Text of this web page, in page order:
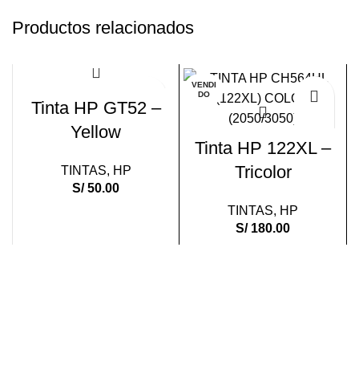
Productos relacionados
Tinta HP GT52 –
Yellow
TINTAS, HP
S/50.00
VENDI
DO
Tinta HP 122XL –
Tricolor
TINTAS, HP
S/180.00